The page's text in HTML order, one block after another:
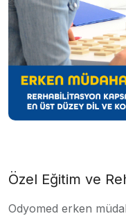
Özel Eğitim ve
Odyomed erken